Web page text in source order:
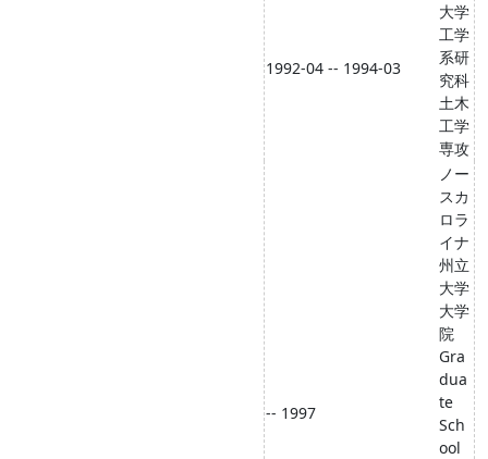
1992-04 -- 1994-03
大学
工学
系研
究科
土木
工学
専攻
-- 1997
ノー
スカ
ロラ
イナ
州立
大学
大学
院
Gra
dua
te
Sch
ool